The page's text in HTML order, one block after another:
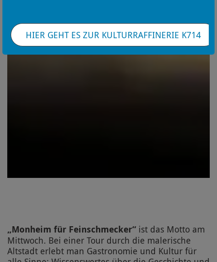
„Monheim für Feinschmecker“ ist das Motto am
Mittwoch. Bei einer Tour durch die malerische
Altstadt erlebt man Gastronomie und Kultur für
HIER GEHT ES ZUR KULTURRAFFINERIE K714